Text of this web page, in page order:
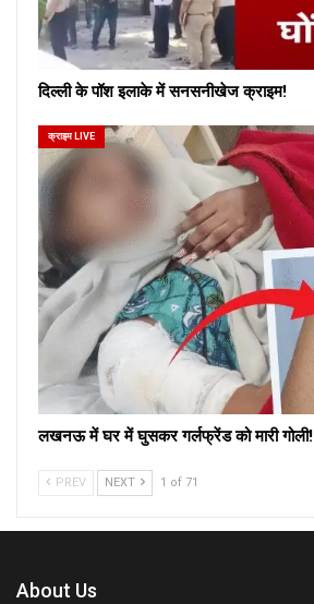
दिल्ली के पॉश इलाके में सनसनीखेज क्राइम!
क्राइम LIVE
लखनऊ में घर में घुसकर गर्लफ्रेंड को मारी गोली!
PREV NEXT 1 of 71
About Us